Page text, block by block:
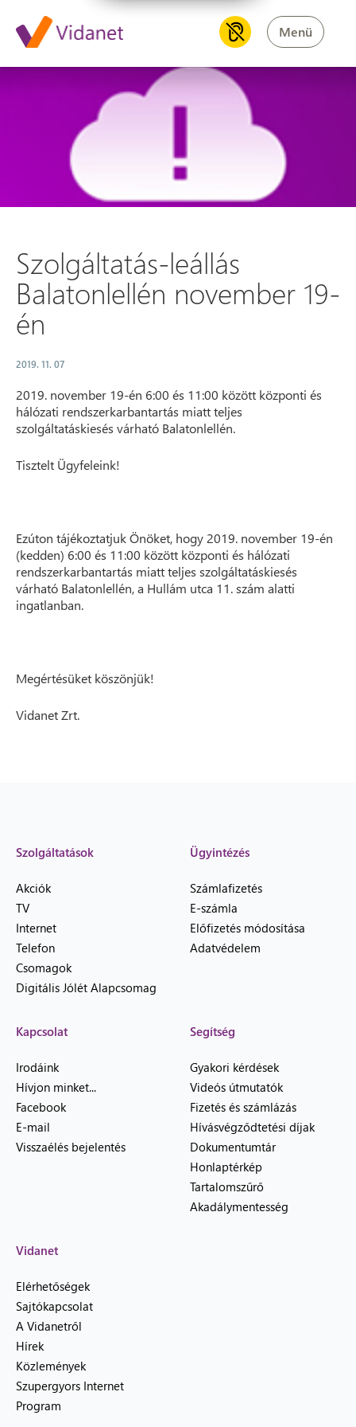
Menü
Szolgáltatás-leállás
Szolgáltatás-leállás
Balatonlellén november 19-
én
2019. 11. 07
2019. november 19-én 6:00 és 11:00 között központi és
hálózati rendszerkarbantartás miatt teljes
szolgáltatáskiesés várható Balatonlellén.
Tisztelt Ügyfeleink!
Ezúton tájékoztatjuk Önöket, hogy 2019. november 19-én
(kedden) 6:00 és 11:00 között központi és hálózati
rendszerkarbantartás miatt teljes szolgáltatáskiesés
várható Balatonlellén, a Hullám utca 11. szám alatti
ingatlanban.
Megértésüket köszönjük!
Vidanet Zrt.
Szolgáltatások
Akciók
TV
Internet
Telefon
Csomagok
Digitális Jólét Alapcsomag
Ügyintézés
Számlafizetés
E-számla
Előfizetés módosítása
Adatvédelem
Kapcsolat
Irodáink
Hívjon minket...
Facebook
E-mail
Visszaélés bejelentés
Segítség
Gyakori kérdések
Videós útmutatók
Fizetés és számlázás
Hívásvégződtetési díjak
Dokumentumtár
Honlaptérkép
Tartalomszűrő
Akadálymentesség
Vidanet
Elérhetőségek
Sajtókapcsolat
A Vidanetről
Hírek
Közlemények
Szupergyors Internet
Program